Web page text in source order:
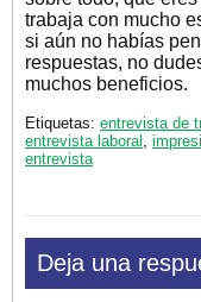
trabaja con mucho
si aún no habías
respuestas, no
muchos beneficios.
Etiquetas: entrevista de
entrevista laboral
entrevista
Deja una